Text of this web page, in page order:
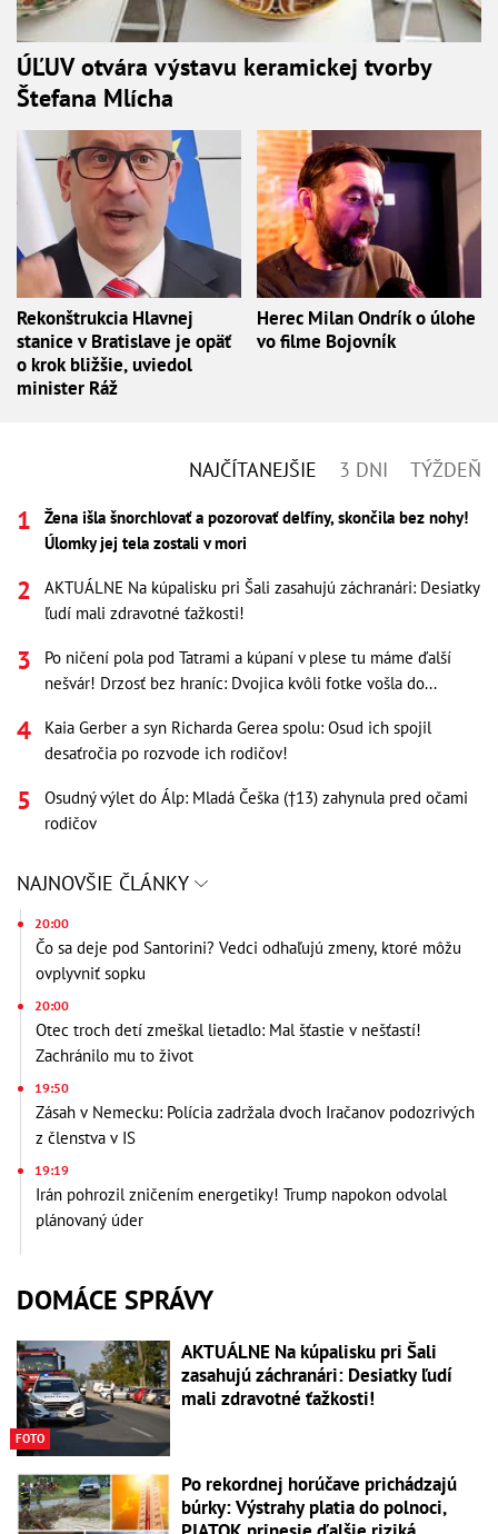
ÚĽUV otvára výstavu keramickej tvorby
Štefana Mlícha
Rekonštrukcia Hlavnej
stanice v Bratislave je opäť
o krok bližšie, uviedol
minister Ráž
Herec Milan Ondrík o úlohe
vo filme Bojovník
NAJČÍTANEJŠIE 3 DNI TÝŽDEŇ
Žena išla šnorchlovať a pozorovať delfíny, skončila bez nohy!
Úlomky jej tela zostali v mori
AKTUÁLNE Na kúpalisku pri Šali zasahujú záchranári: Desiatky
ľudí mali zdravotné ťažkosti!
Po ničení pola pod Tatrami a kúpaní v plese tu máme ďalší
nešvár! Drzosť bez hraníc: Dvojica kvôli fotke vošla do...
Kaia Gerber a syn Richarda Gerea spolu: Osud ich spojil
desaťročia po rozvode ich rodičov!
Osudný výlet do Álp: Mladá Češka (†13) zahynula pred očami
rodičov
NAJNOVŠIE ČLÁNKY
20:00
Čo sa deje pod Santorini? Vedci odhaľujú zmeny, ktoré môžu
ovplyvniť sopku
20:00
Otec troch detí zmeškal lietadlo: Mal šťastie v nešťastí!
Zachránilo mu to život
19:50
Zásah v Nemecku: Polícia zadržala dvoch Iračanov podozrivých
z členstva v IS
19:19
Irán pohrozil zničením energetiky! Trump napokon odvolal
plánovaný úder
DOMÁCE SPRÁVY
FOTO
AKTUÁLNE Na kúpalisku pri Šali
zasahujú záchranári: Desiatky ľudí
mali zdravotné ťažkosti!
Po rekordnej horúčave prichádzajú
búrky: Výstrahy platia do polnoci,